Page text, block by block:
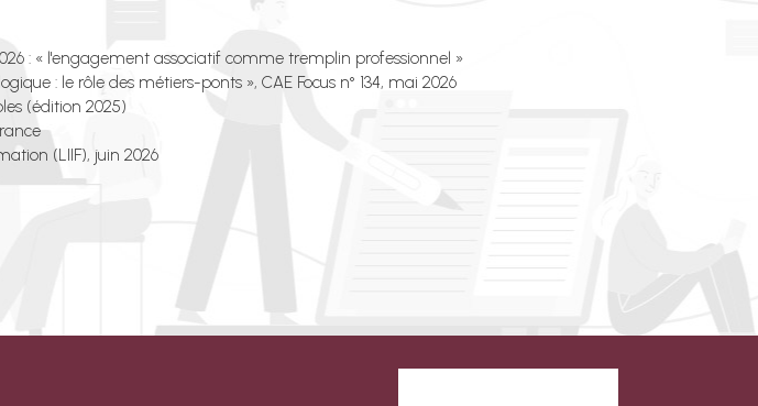
: « l'engagement associatif comme tremplin professionnel »
: le rôle des métiers-ponts », CAE Focus n° 134, mai 2026
(édition 2025)
(LIIF), juin 2026